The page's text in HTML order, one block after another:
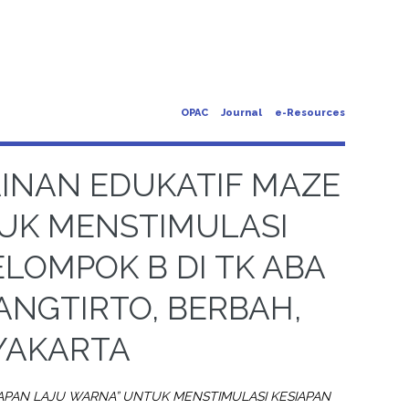
OPAC Journal e-Resources
EDUKATIF MAZE
MENSTIMULASI
B DI TK ABA
BERBAH,
LAJU WARNA” UNTUK MENSTIMULASI KESIAPAN